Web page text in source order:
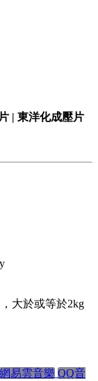
| 東洋化成壓片
大於或等於2kg
網易雲音樂 QQ音